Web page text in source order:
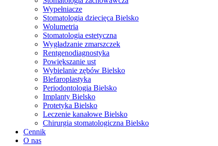
Wypełniacze
Stomatologia dziecięca Bielsko
Wolumetria
Stomatologia estetyczna
Wygładzanie zmarszczek
Rentgenodiagnostyka
Powiększanie ust
Wybielanie zębów Bielsko
Blefaroplastyka
Periodontologia Bielsko
Implanty Bielsko
Protetyka Bielsko
Leczenie kanałowe Bielsko
Chirurgia stomatologiczna Bielsko
Cennik
O nas